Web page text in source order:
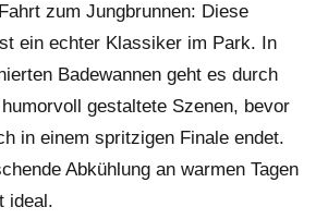
zum Jungbrunnen: Diese
ein echter Klassiker im Park. In
Badewannen geht es durch
gestaltete Szenen, bevor
in einem spritzigen Finale endet.
Abkühlung an warmen Tagen
ideal.